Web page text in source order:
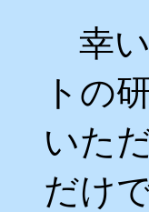
幸い
トの
いた
だけ